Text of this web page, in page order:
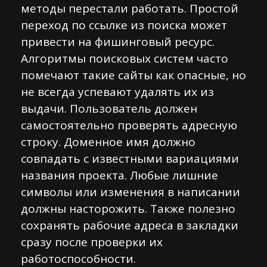
методы перестали работать. Простой
переход по ссылке из поиска может
привести на фишинговый ресурс.
Алгоритмы поисковых систем часто
помечают такие сайты как опасные, но
не всегда успевают удалять их из
выдачи. Пользователь должен
самостоятельно проверять адресную
строку. Доменное имя должно
совпадать с известными вариациями
названия проекта. Любые лишние
символы или изменения в написании
должны насторожить. Также полезно
сохранять рабочие адреса в закладки
сразу после проверки их
работоспособности.